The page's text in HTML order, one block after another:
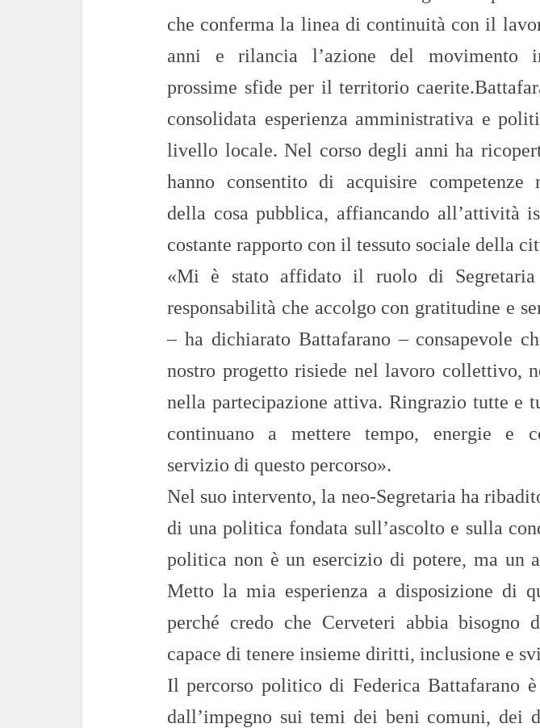
che conferma la linea di continuità con il
anni e rilancia l’azione del movimento
prossime sfide per il territorio caerite.
consolidata esperienza amministrativa e
livello locale. Nel corso degli anni ha
hanno consentito di acquisire competenze
della cosa pubblica, affiancando all’attività
costante rapporto con il tessuto sociale della
«Mi è stato affidato il ruolo di Segretaria
responsabilità che accolgo con gratitudine e
– ha dichiarato Battafarano – consapevole
nostro progetto risiede nel lavoro collettivo,
nella partecipazione attiva. Ringrazio tutte e
continuano a mettere tempo, energie e
servizio di questo percorso».
Nel suo intervento, la neo-Segretaria ha
di una politica fondata sull’ascolto e sulla
politica non è un esercizio di potere, ma un
Metto la mia esperienza a disposizione di
perché credo che Cerveteri abbia bisogno
capace di tenere insieme diritti, inclusione e
Il percorso politico di Federica Battafarano è
dall’impegno sui temi dei beni comuni, dei